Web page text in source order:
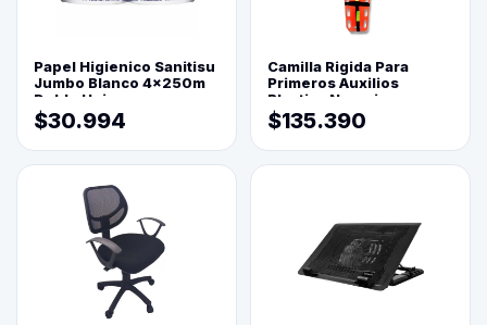
Papel Higienico Sanitisu
Jumbo Blanco 4x250m
Doble Hoja
$30.994
Camilla Rigida Para
Primeros Auxilios
Plastica Naranja
$135.390